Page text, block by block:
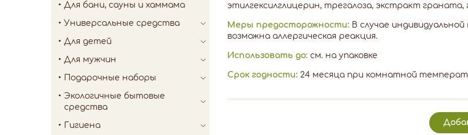
Для бани, сауны и хаммама
Универсальные средства
Для детей
Для мужчин
Подарочные наборы
Экологичные бытовые
средства
Гигиена
этилгексилглицерин, трегалоза, экстракт граната,
Меры предосторожности: В случае
возможна аллергическая реакция.
Использовать до: см. на упаковке
Срок годности: 24 месяца при комнатной